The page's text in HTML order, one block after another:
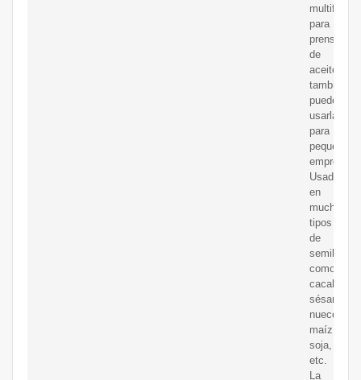
para
prensas
de
aceite,
también
puede
usarla
para
pequeñas
empresas
Usado
en
muchos
tipos
de
semillas,
como
sésamo,
nueces,
maíz,
soja,
etc.
La